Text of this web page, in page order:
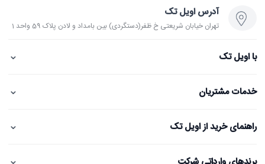
آدرس اویل تک
تهران خیابان شریعتی خ ظفر(دستگردی) بین بامداد و لادن پلاک 59 واحد 1
با اویل تک ⌄
خدمات مشتریان ⌄
راهنمای خرید از اویل تک ⌄